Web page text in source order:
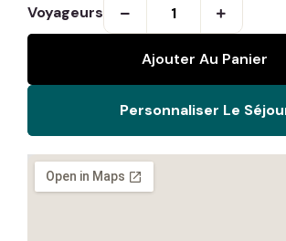
Voyageurs
Ajouter Au Panier
Personnaliser Le